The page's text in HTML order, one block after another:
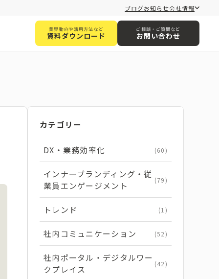
ブログお知らせ会社情報
業界動向や活用方法など
資料ダウンロード
ご相談・ご質問など
お問い合わせ
カテゴリー
DX・業務効率化 (60)
インナーブランディング・従
業員エンゲージメント
(79)
トレンド (1)
社内コミュニケーション (52)
社内ポータル・デジタルワー
クプレイス
(42)